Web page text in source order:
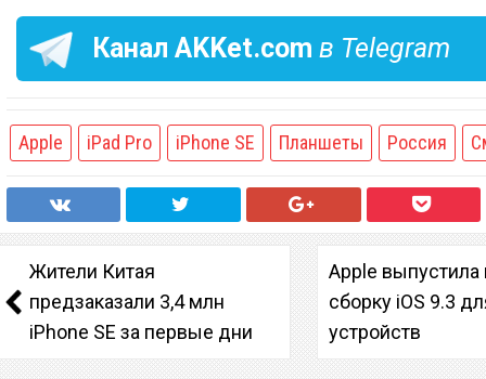
Канал AKKet.com в Telegram
Apple iPad Pro iPhone SE Планшеты Россия
Жители Китая
предзаказали 3,4 млн
iPhone SE за первые дни
Apple
сборку iOS 9.3
устройств